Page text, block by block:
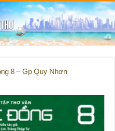
8 – Gp Quy Nhơn